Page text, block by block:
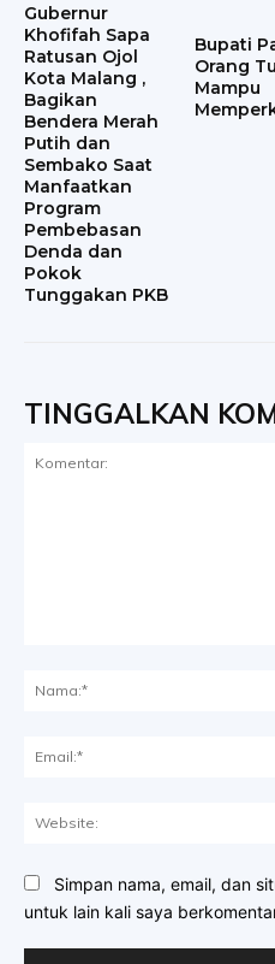
Gubernur
Khofifah Sapa
Ratusan Ojol
Kota Malang ,
Bagikan
Bendera Merah
Putih dan
Sembako Saat
Manfaatkan
Program
Pembebasan
Denda dan
Pokok
Tunggakan PKB
Bupati
Orang
Mampu
TINGGALKAN
Simpan nama, email, dan
untuk lain kali saya